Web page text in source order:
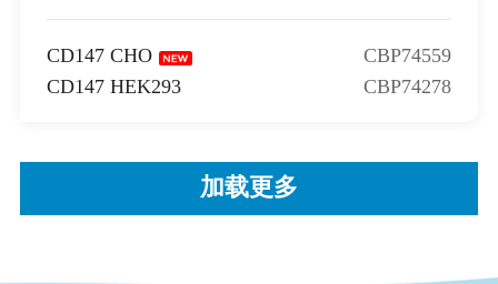
CD147 CHO
CBP74559
CD147 HEK293
CBP74278
加载更多